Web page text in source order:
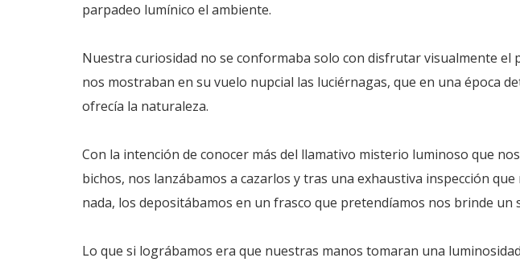
parpadeo lumínico el ambiente.
Nuestra curiosidad no se conformaba solo con disfrutar visualmente el
nos mostraban en su vuelo nupcial las luciérnagas, que en una época
ofrecía la naturaleza.
Con la intención de conocer más del llamativo misterio luminoso que
bichos, nos lanzábamos a cazarlos y tras una exhaustiva inspección
nada, los depositábamos en un frasco que pretendíamos nos brinde un
Lo que si lográbamos era que nuestras manos tomaran una